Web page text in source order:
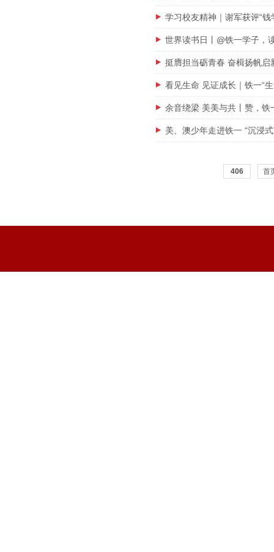
学习校友精神｜谢军获评“钱
世界读书日丨@铁一学子，
挺膺担当砺青春 奋楫扬帆
看见生命 见证成长｜铁一“
余音绕梁 美美与共丨赞，铁
美、澳少年走进铁一 “沉浸
406 首